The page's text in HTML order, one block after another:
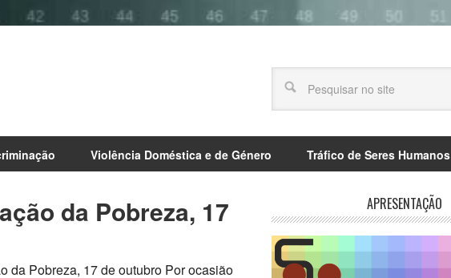
Violência Doméstica e de Género Tráfico de Seres Humanos
da Pobreza, 17
da Pobreza, 17 de outubro Por ocasião
APRESENTAÇÃO